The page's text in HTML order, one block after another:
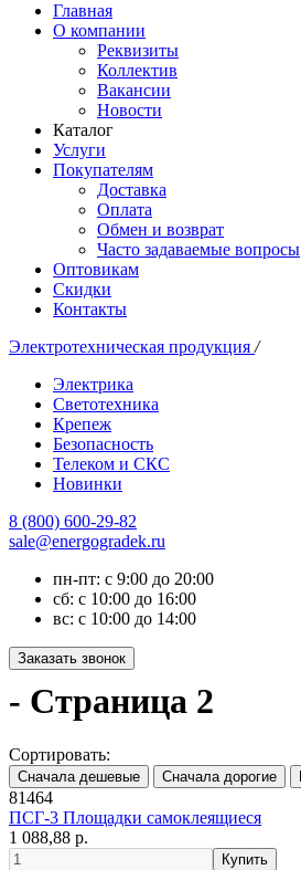
Главная
О компании
Реквизиты
Коллектив
Вакансии
Новости
Каталог
Услуги
Покупателям
Доставка
Оплата
Обмен и возврат
Часто задаваемые вопросы
Оптовикам
Скидки
Контакты
Электротехническая продукция /
Электрика
Светотехника
Крепеж
Безопасность
Телеком и СКС
Новинки
8 (800) 600-29-82
sale@energogradek.ru
пн-пт: с 9:00 до 20:00
сб: с 10:00 до 16:00
вс: с 10:00 до 14:00
- Страница 2
Сортировать:
81464
ПСГ-3 Площадки самоклеящиеся
1 088,88 р.